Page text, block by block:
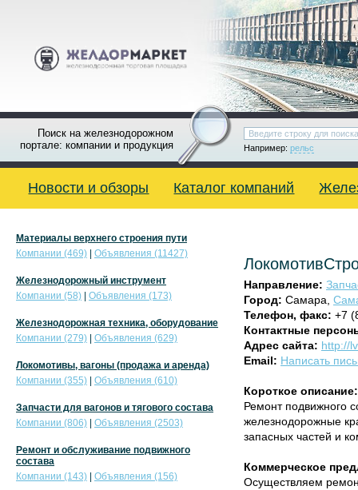
Поиск на железнодорожном
портале: компании и продукция
Например: рельс
Новости и обзоры Каталог компаний
Направление:
Город: Самара,
Телефон, факс: +7
Контактные
Адрес сайта: http://
Email: Написать
Короткое описание:
Ремонт подвижного
железнодорожные
запасных частей и
Коммерческое
Осуществляем
Материалы верхнего строения пути
Компании (469)
Объявления (11427)
Железнодорожный инструмент
Компании (58)
Объявления (173)
Железнодорожная техника, оборудование
Компании (279)
Объявления (629)
Локомотивы, вагоны (продажа и аренда)
Компании (355)
Объявления (610)
Запчасти для вагонов и тягового состава
Компании (806)
Объявления (2503)
Ремонт и обслуживание подвижного
состава
Компании (143)
Объявления (156)